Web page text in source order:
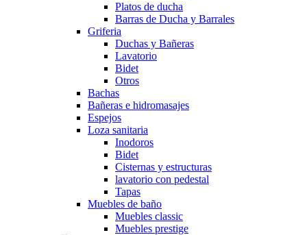
Platos de ducha
Barras de Ducha y Barrales
Griferia
Duchas y Bañeras
Lavatorio
Bidet
Otros
Bachas
Bañeras e hidromasajes
Espejos
Loza sanitaria
Inodoros
Bidet
Cisternas y estructuras
lavatorio con pedestal
Tapas
Muebles de baño
Muebles classic
Muebles prestige